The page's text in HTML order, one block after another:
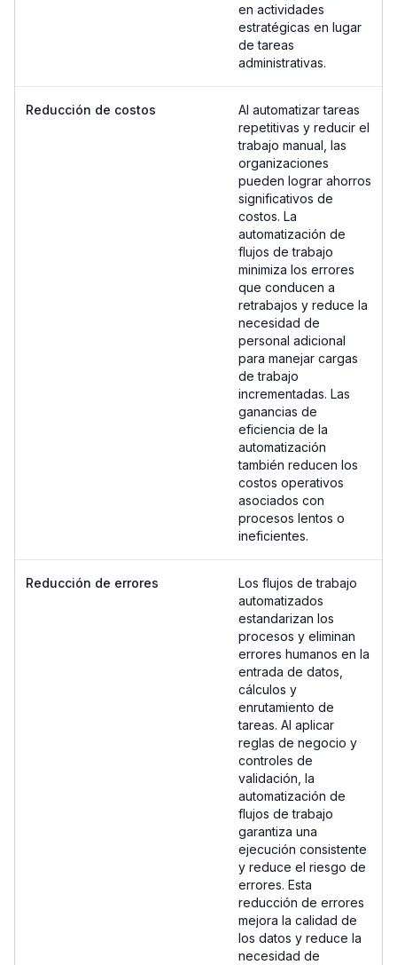
en actividades
estratégicas en lugar
de tareas
administrativas.
Reducción de costos
Al automatizar tareas
repetitivas y reducir el
trabajo manual, las
organizaciones
pueden lograr ahorros
significativos de
costos. La
automatización de
flujos de trabajo
minimiza los errores
que conducen a
retrabajos y reduce la
necesidad de
personal adicional
para manejar cargas
de trabajo
incrementadas. Las
ganancias de
eficiencia de la
automatización
también reducen los
costos operativos
asociados con
procesos lentos o
ineficientes.
Reducción de errores
Los flujos de trabajo
automatizados
estandarizan los
procesos y eliminan
errores humanos en la
entrada de datos,
cálculos y
enrutamiento de
tareas. Al aplicar
reglas de negocio y
controles de
validación, la
automatización de
flujos de trabajo
garantiza una
ejecución consistente
y reduce el riesgo de
errores. Esta
reducción de errores
mejora la calidad de
los datos y reduce la
necesidad de